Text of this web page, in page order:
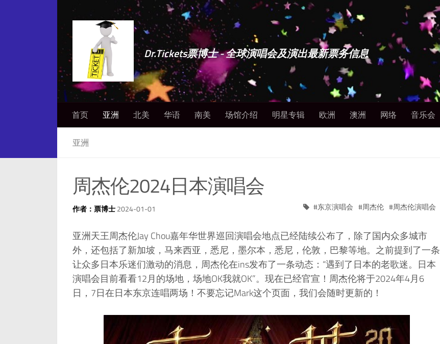
Dr.Tickets票博士 - 全球演唱会及演出最新票务信息
首页 亚洲 北美 华语 南美 场馆介绍 明星专辑 欧洲 澳洲 网络 音乐会
亚洲
周杰伦2024日本演唱会
作者：票博士2024-01-01 东京演唱会 周杰伦 周杰伦演唱会
亚洲天王周杰伦Jay Chou嘉年华世界巡回演唱会地点已经陆续公布了，除了国内众多城市
外，还包括了新加坡，马来西亚，悉尼，墨尔本，悉尼，伦敦，巴黎等地。之前提到了一条
让众多日本乐迷们激动的消息，周杰伦在ins发布了一条动态：“遇到了日本的老歌迷。日本
演唱会目前看看12月的场地，场地OK我就OK”。现在已经官宣！周杰伦将于2024年4月6
日，7日在日本东京连唱两场！不要忘记Mark这个页面，我们会随时更新的！